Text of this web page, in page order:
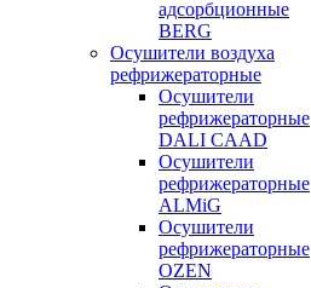
адсорбционные
BERG
Осушители воздуха
рефрижераторные
Осушители
рефрижераторные
DALI CAAD
Осушители
рефрижераторные
ALMiG
Осушители
рефрижераторные
OZEN